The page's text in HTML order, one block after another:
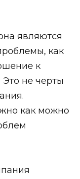
являются
как
к
не черты
как можно